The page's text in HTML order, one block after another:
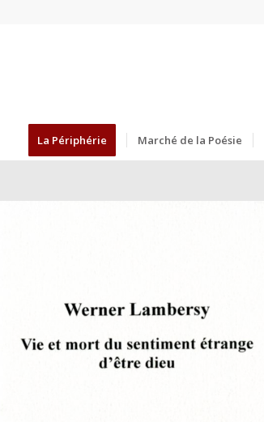
La Périphérie Marché de la Poésie